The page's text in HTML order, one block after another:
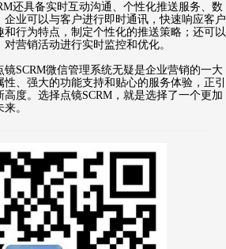
还具备实时互动沟通、个性化推送服务、数
业可以与客户进行即时通讯，快速响应客户
和行为特点，制定个性化的推送策略；还可以
营销活动进行实时监控和优化。
SCRM微信管理系统无疑是企业营销的一大
、强大的功能支持和贴心的服务体验，正引
度。选择点镜SCRM，就是选择了一个更加
。